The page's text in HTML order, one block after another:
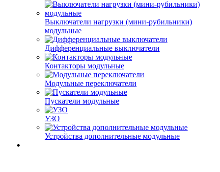
Выключатели нагрузки (мини-рубильники)
модульные
Дифференциальные выключатели
Контакторы модульные
Модульные переключатели
Пускатели модульные
УЗО
Устройства дополнительные модульные